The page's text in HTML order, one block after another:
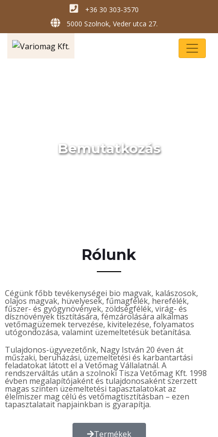
+36 30 303-3570
5000 Szolnok, Veder utca 27.
Bemutatkozás
Rólunk
Cégünk főbb tevékenységei bio magvak, kalászosok,
olajos magvak, hüvelyesek, fűmagfélék, herefélék,
fűszer- és gyógynövények, zöldségfélék, virág- és
dísznövények tisztítására, fémzárolására alkalmas
vetőmagüzemek tervezése, kivitelezése, folyamatos
utógondozása, valamint üzemeltetésük betanítása.
Tulajdonos-ügyvezetőnk, Nagy István 20 éven át
műszaki, beruházási, üzemeltetési és karbantartási
feladatokat látott el a Vetőmag Vállalatnál. A
rendszerváltás után a szolnoki Tisza Vetőmag Kft. 1998
évben megalapítójaként és tulajdonosaként szerzett
magas szinten üzemeltetési tapasztalatokat az
élelmiszer mag célú és vetőmagtisztításban – ezen
tapasztalatait napjainkban is gyarapítja.
Termékek